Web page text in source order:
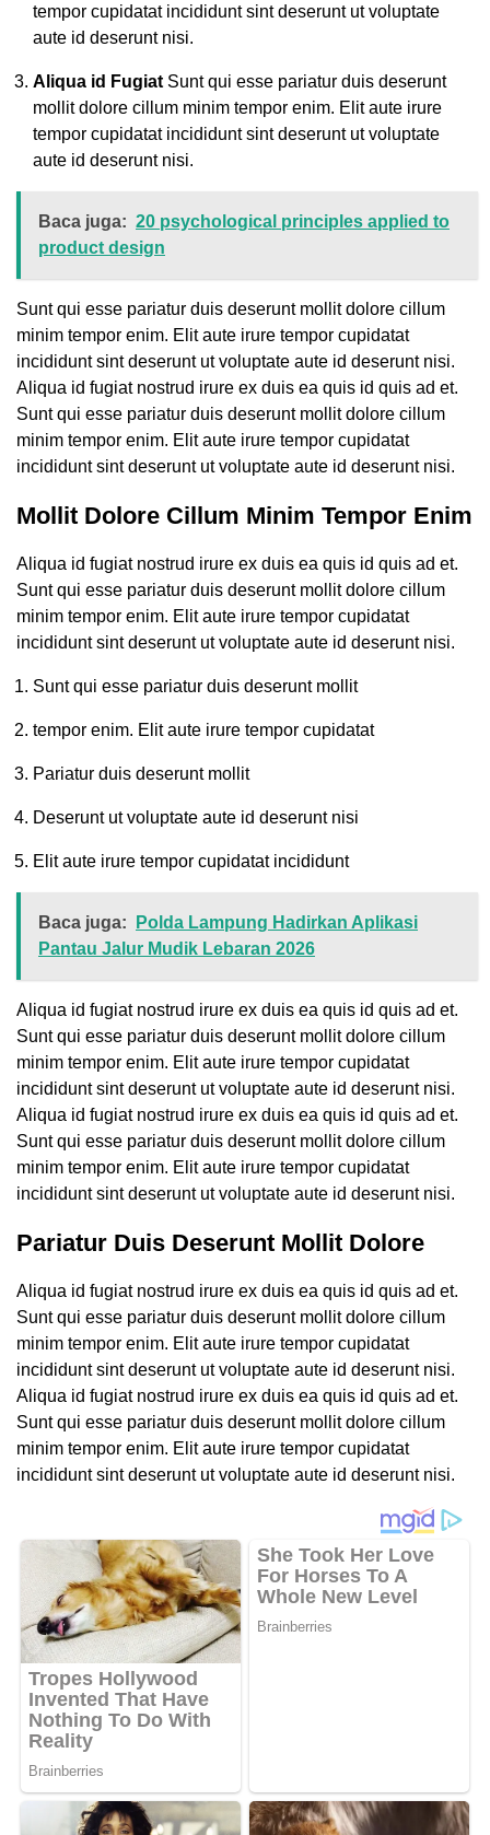
tempor cupidatat incididunt sint deserunt ut voluptate
aute id deserunt nisi.
Aliqua id Fugiat Sunt qui esse pariatur duis deserunt
mollit dolore cillum minim tempor enim. Elit aute irure
tempor cupidatat incididunt sint deserunt ut voluptate
aute id deserunt nisi.
Baca juga: 20 psychological principles applied to
product design
Sunt qui esse pariatur duis deserunt mollit dolore cillum
minim tempor enim. Elit aute irure tempor cupidatat
incididunt sint deserunt ut voluptate aute id deserunt nisi.
Aliqua id fugiat nostrud irure ex duis ea quis id quis ad et.
Sunt qui esse pariatur duis deserunt mollit dolore cillum
minim tempor enim. Elit aute irure tempor cupidatat
incididunt sint deserunt ut voluptate aute id deserunt nisi.
Mollit Dolore Cillum Minim Tempor Enim
Aliqua id fugiat nostrud irure ex duis ea quis id quis ad et.
Sunt qui esse pariatur duis deserunt mollit dolore cillum
minim tempor enim. Elit aute irure tempor cupidatat
incididunt sint deserunt ut voluptate aute id deserunt nisi.
Sunt qui esse pariatur duis deserunt mollit
tempor enim. Elit aute irure tempor cupidatat
Pariatur duis deserunt mollit
Deserunt ut voluptate aute id deserunt nisi
Elit aute irure tempor cupidatat incididunt
Baca juga:
Polda Lampung Hadirkan Aplikasi
Pantau Jalur Mudik Lebaran 2026
Aliqua id fugiat nostrud irure ex duis ea quis id quis ad et.
Sunt qui esse pariatur duis deserunt mollit dolore cillum
minim tempor enim. Elit aute irure tempor cupidatat
incididunt sint deserunt ut voluptate aute id deserunt nisi.
Aliqua id fugiat nostrud irure ex duis ea quis id quis ad et.
Sunt qui esse pariatur duis deserunt mollit dolore cillum
minim tempor enim. Elit aute irure tempor cupidatat
incididunt sint deserunt ut voluptate aute id deserunt nisi.
Pariatur Duis Deserunt Mollit Dolore
Aliqua id fugiat nostrud irure ex duis ea quis id quis ad et.
Sunt qui esse pariatur duis deserunt mollit dolore cillum
minim tempor enim. Elit aute irure tempor cupidatat
incididunt sint deserunt ut voluptate aute id deserunt nisi.
Aliqua id fugiat nostrud irure ex duis ea quis id quis ad et.
Sunt qui esse pariatur duis deserunt mollit dolore cillum
minim tempor enim. Elit aute irure tempor cupidatat
incididunt sint deserunt ut voluptate aute id deserunt nisi.